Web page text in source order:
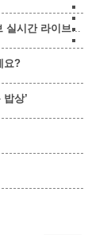
자연식물식 궁금해요? _유튜브 실시간 라이브 영상
요?
상’